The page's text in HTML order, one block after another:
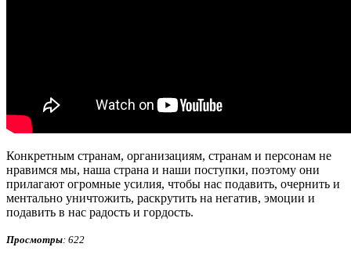
Конкретным странам, организациям, странам и персонам не
нравимся мы, наша страна и наши поступки, поэтому они
прилагают огромные усилия, чтобы нас подавить, очернить и
ментально уничтожить, раскрутить на негатив, эмоции и
подавить в нас радость и гордость.
Просмотры: 622